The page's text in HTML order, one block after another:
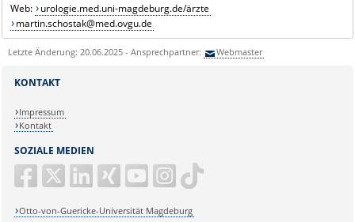
Web:
urologie.med.uni-magdeburg.de/ärzte
martin.schostak@med.ovgu.de
Letzte Änderung: 20.06.2025 - Ansprechpartner: Webmaster
SOZIALE MEDIEN
Otto-von-Guericke-Universität Magdeburg
KONTAKT
Impressum
Kontakt